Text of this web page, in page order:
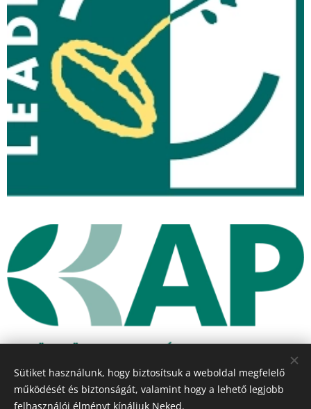
Sütiket használunk, hogy biztosítsuk a weboldal megfelelő
működését és biztonságát, valamint hogy a lehető legjobb
felhasználói élményt kínáljuk Neked.